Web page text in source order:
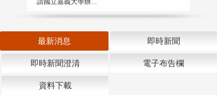
最新消息 即時新聞
即時新聞澄清 電子布告欄
資料下載